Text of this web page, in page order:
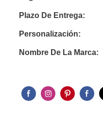
Plazo De Entrega:
Personalización:
Nombre De La Marca: